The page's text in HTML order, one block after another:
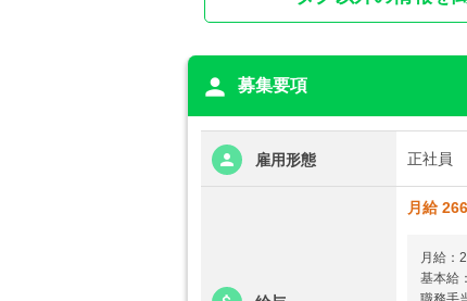
person 募集要項
雇用形態 正社員
月給
月給：
基本給